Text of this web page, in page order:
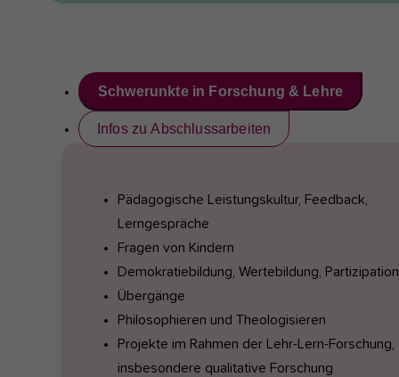
Schwerunkte in Forschung & Lehre
Infos zu Abschlussarbeiten
Pädagogische Leistungskultur, Feedback,
Lerngespräche
Fragen von Kindern
Demokratiebildung, Wertebildung, Partizipation
Übergänge
Philosophieren und Theologisieren
Projekte im Rahmen der Lehr-Lern-Forschung,
insbesondere qualitative Forschung